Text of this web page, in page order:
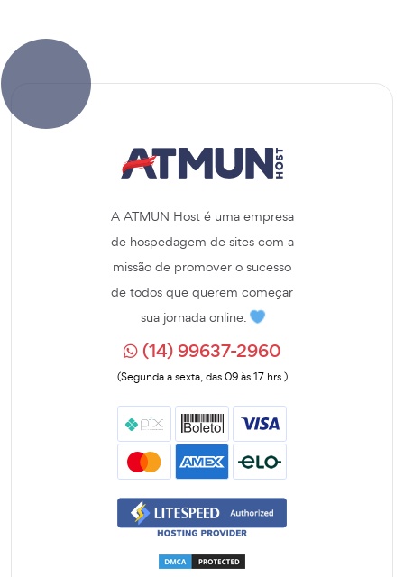
A ATMUN Host é uma empresa
de hospedagem de sites com a
missão de promover o sucesso
de todos que querem começar
sua jornada online.
(14) 99637-2960
(Segunda a sexta, das 09 às 17 hrs.)